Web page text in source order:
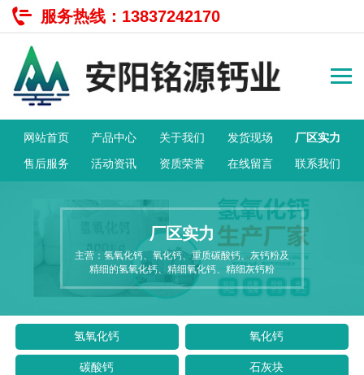
服务热线： 13837242170
网站首页 产品中心 关于我们 发货现场
厂区实力
售后服务
活动资讯 资质荣誉 在线留言 联系我们
厂区实力
主营：氢氧化钙、氧化钙、重质碳酸钙、灰钙粉及
精细的氢氧化钙、精细氧化钙、精细灰钙粉
氢氧化钙 氧化钙
碳酸钙 石灰块